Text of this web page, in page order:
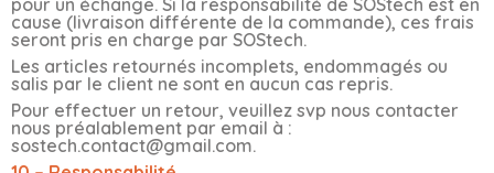
cause (livraison différente de la commande), ces frais
seront pris en charge par SOStech.
Les articles retournés incomplets, endommagés ou
salis par le client ne sont en aucun cas repris.
Pour effectuer un retour, veuillez svp nous contacter
nous préalablement par email à :
sostech.contact@gmail.com.